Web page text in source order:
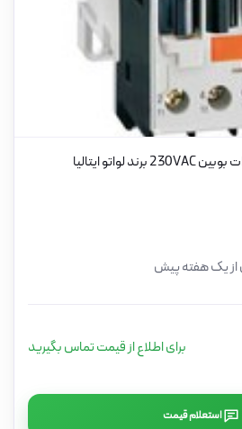
از یک هفته پیش
برای اطلاع از قیمت تماس بگیرید
استعلام قیمت